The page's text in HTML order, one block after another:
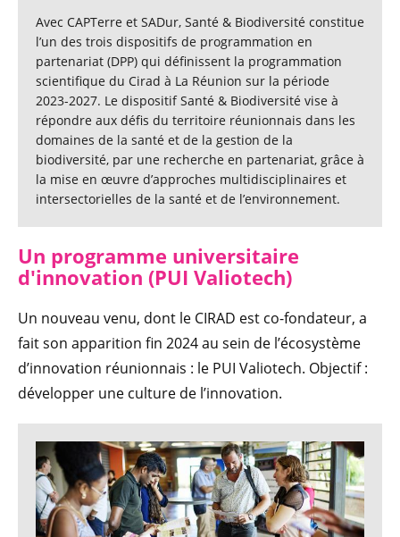
Avec CAPTerre et SADur, Santé & Biodiversité constitue
l’un des trois dispositifs de programmation en
partenariat (DPP) qui définissent la programmation
scientifique du Cirad à La Réunion sur la période
2023-2027. Le dispositif Santé & Biodiversité vise à
répondre aux défis du territoire réunionnais dans les
domaines de la santé et de la gestion de la
biodiversité, par une recherche en partenariat, grâce à
la mise en œuvre d’approches multidisciplinaires et
intersectorielles de la santé et de l’environnement.
Un programme universitaire
d'innovation (PUI Valiotech)
Un nouveau venu, dont le CIRAD est co-fondateur, a
fait son apparition fin 2024 au sein de l’écosystème
d’innovation réunionnais : le PUI Valiotech. Objectif :
développer une culture de l’innovation.